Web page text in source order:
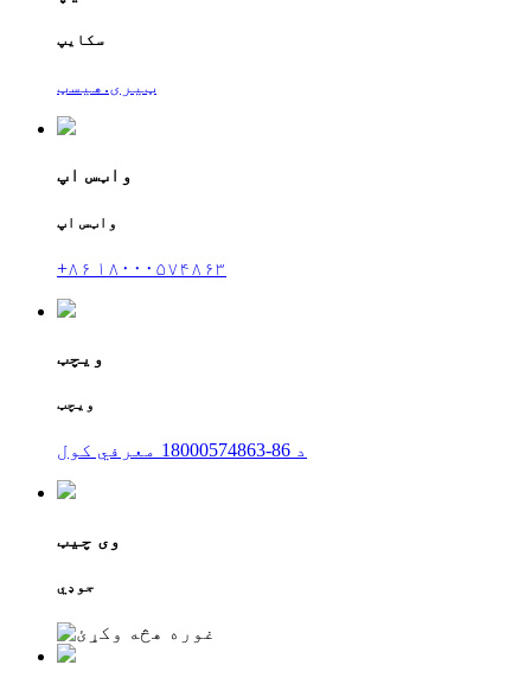
سکایپ
ټیری.هیسټ
واټس اپ
واټس اپ
+۸۶ ۱۸۰۰۰۵۷۴۸۶۳
ویچټ
ویچټ
د 86-18000574863 معرفي کول
وی چیټ
جوډي